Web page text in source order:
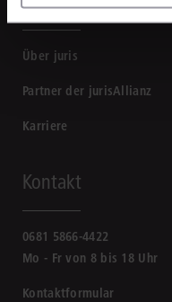
Über juris
Partner der jurisAllianz
Karriere
Kontakt
0681 5866-4422
Mo - Fr von 8 bis 18 Uhr
Kontaktformular